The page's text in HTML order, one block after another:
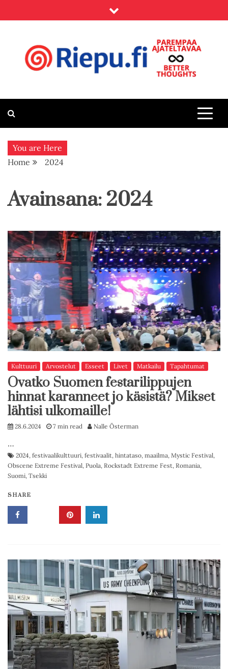
to
Riepu.fi
You are Here
Home
2024
Avainsana: 2024
Kulttuuri Arvostelut Esseet Livet Matkailu Tapahtumat
Ovatko Suomen festarilippujen
hinnat karanneet jo käsistä? Mikset
lähtisi ulkomaille!
28.6.2024 7 min read Nalle Österman
…
2024, festivaalikulttuuri, festivaalit, hintataso, maailma, Mystic Festival,
Obscene Extreme Festival, Puola, Rockstadt Extreme Fest, Romania,
Suomi, Tsekki
SHARE